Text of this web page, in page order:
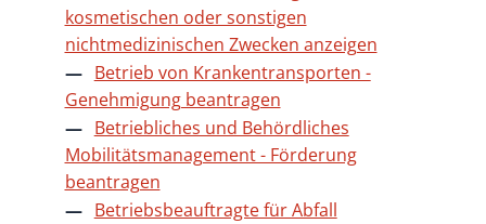
kosmetischen oder sonstigen
nichtmedizinischen Zwecken anzeigen
Betrieb von Krankentransporten -
Genehmigung beantragen
Betriebliches und Behördliches
Mobilitätsmanagement - Förderung
beantragen
Betriebsbeauftragte für Abfall